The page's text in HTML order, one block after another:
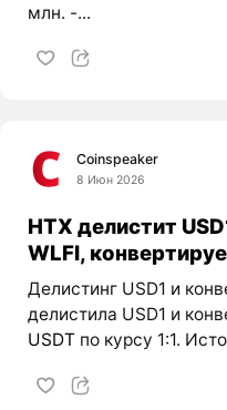
млн. -...
Coinspeaker
8 Июн 2026
HTX делистит
WLFI,
Делистинг USD1 и
делистила USD1 и
USDTпо курсу 1:1.